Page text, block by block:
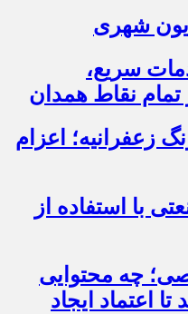
شهری
سریع،
نقاط همدان
زعفرانیه؛ اعزام
با استفاده از
چه محتوایی
اعتماد ایجاد